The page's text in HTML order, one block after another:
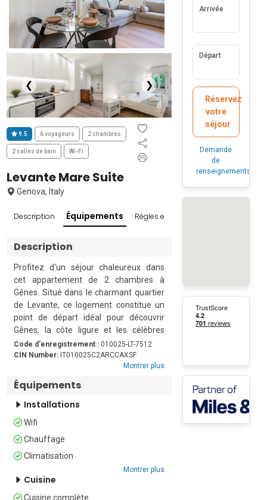
❮ ❯
9.5 6 voyageurs 2 chambres
2 salles de bain Wi-Fi
Levante Mare Suite
Genova, Italy
Description Équipements Règles et conditions
Description
Profitez d'un séjour chaleureux dans
cet appartement de 2 chambres à
Gênes. Situé dans le charmant quartier
de Levante, ce logement constitue un
point de départ idéal pour découvrir
Gênes, la côte ligure et les célèbres
Cinque Terre
L'appartement dispose d'une cuisine
moderne équipée d'un lave-vaisselle,
d'un four, d'un grille-pain, d'un
réfrigérateur et d'une plaque à
induction.  Le salon lumineux comprend
s'ouvre sur un balcon offrant une
agréable vue sur la mer, l'endroit idéal
pour se détendre après une journée de
visites.
Code d'enregistrement : 010025-LT-7512
CIN Number: IT010025C2ARCCAXSF
Montrer plus
Équipements
Installations
Wifi
Chauffage
Climatisation
Montrer plus
Cuisine
Cuisine complète
Arrivée
Départ
Réservez
votre
séjour
Demande
de
renseignements